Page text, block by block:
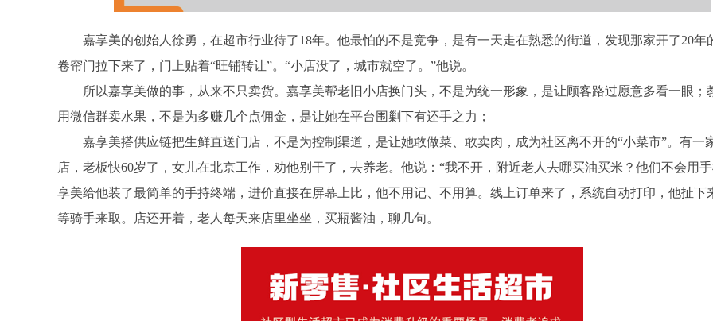
嘉享美的创始人徐勇，在超市行业待了18年。他最怕的不是竞争，是有一天走在熟悉的街道，发现那家开了20年
卷帘门拉下来了，门上贴着“旺铺转让”。“小店没了，城市就空了。”他说。
所以嘉享美做的事，从来不只卖货。嘉享美帮老旧小店换门头，不是为统一形象，是让顾客路过愿意多看一眼；
用微信群卖水果，不是为多赚几个点佣金，是让她在平台围剿下有还手之力；
嘉享美搭供应链把生鲜直送门店，不是为控制渠道，是让她敢做菜、敢卖肉，成为社区离不开的“小菜市”。有一
店，老板快60岁了，女儿在北京工作，劝他别干了，去养老。他说：“我不开，附近老人去哪买油买米？他们不会用
享美给他装了最简单的手持终端，进价直接在屏幕上比，他不用记、不用算。线上订单来了，系统自动打印，他扯下
等骑手来取。店还开着，老人每天来店里坐坐，买瓶酱油，聊几句。